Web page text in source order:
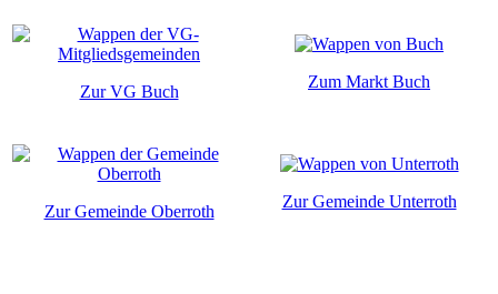
Zur VG Buch
Zum Markt Buch
Zur Gemeinde Oberroth
Zur Gemeinde Unterroth